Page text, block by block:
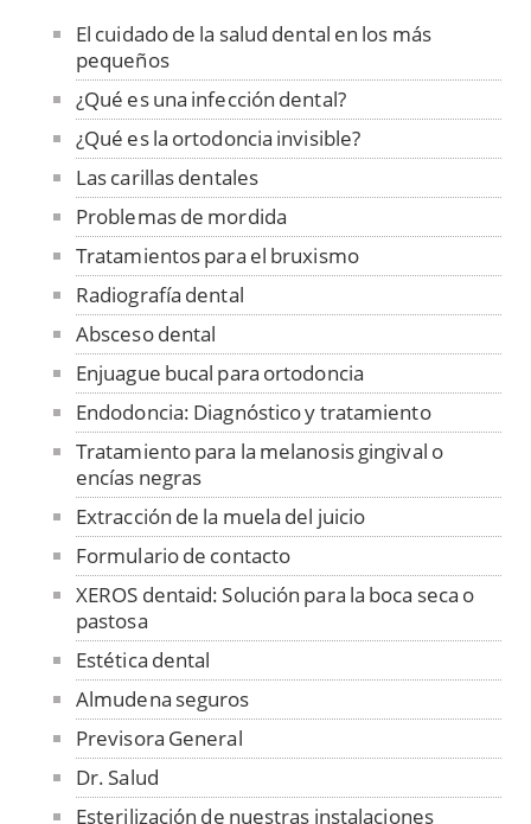
El cuidado de la salud dental en los más
pequeños
¿Qué es una infección dental?
¿Qué es la ortodoncia invisible?
Las carillas dentales
Problemas de mordida
Tratamientos para el bruxismo
Radiografía dental
Absceso dental
Enjuague bucal para ortodoncia
Endodoncia: Diagnóstico y tratamiento
Tratamiento para la melanosis gingival o
encías negras
Extracción de la muela del juicio
Formulario de contacto
XEROS dentaid: Solución para la boca seca o
pastosa
Estética dental
Almudena seguros
Previsora General
Dr. Salud
Esterilización de nuestras instalaciones